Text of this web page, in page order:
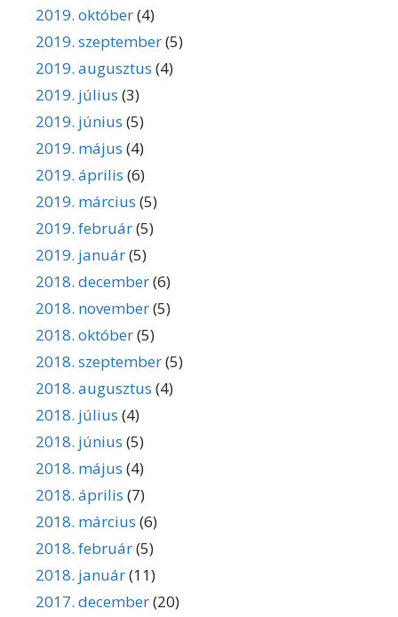
2019. október(4)
2019. szeptember(5)
2019. augusztus (4)
2019. július (3)
2019. június (5)
2019. május (4)
2019. április (6)
2019. március (5)
2019. február(5)
2019. január(5)
2018. december(6)
2018. november(5)
2018. október(5)
2018. szeptember(5)
2018. augusztus (4)
2018. július (4)
2018. június (5)
2018. május (4)
2018. április (7)
2018. március (6)
2018. február(5)
2018. január(11)
2017. december(20)